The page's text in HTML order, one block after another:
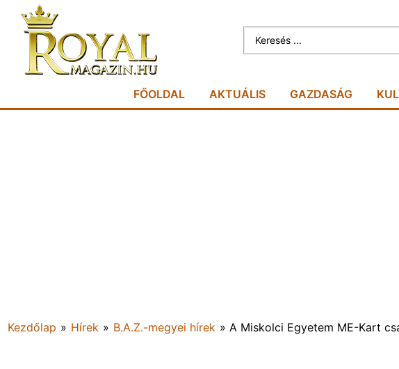
FŐOLDAL AKTUÁLIS GAZDASÁG
Kezdőlap » Hírek » B.A.Z.-megyei hírek » A Miskolci Egyetem ME-Kart